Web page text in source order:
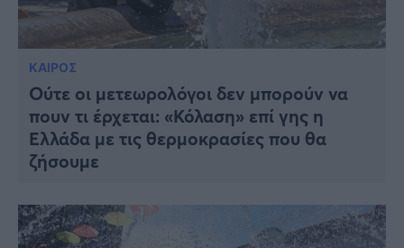
ΚΑΙΡΟΣ
Ούτε οι μετεωρολόγοι δεν μπορούν να
πουν τι έρχεται: «Κόλαση» επί γης η
Ελλάδα με τις θερμοκρασίες που θα
ζήσουμε